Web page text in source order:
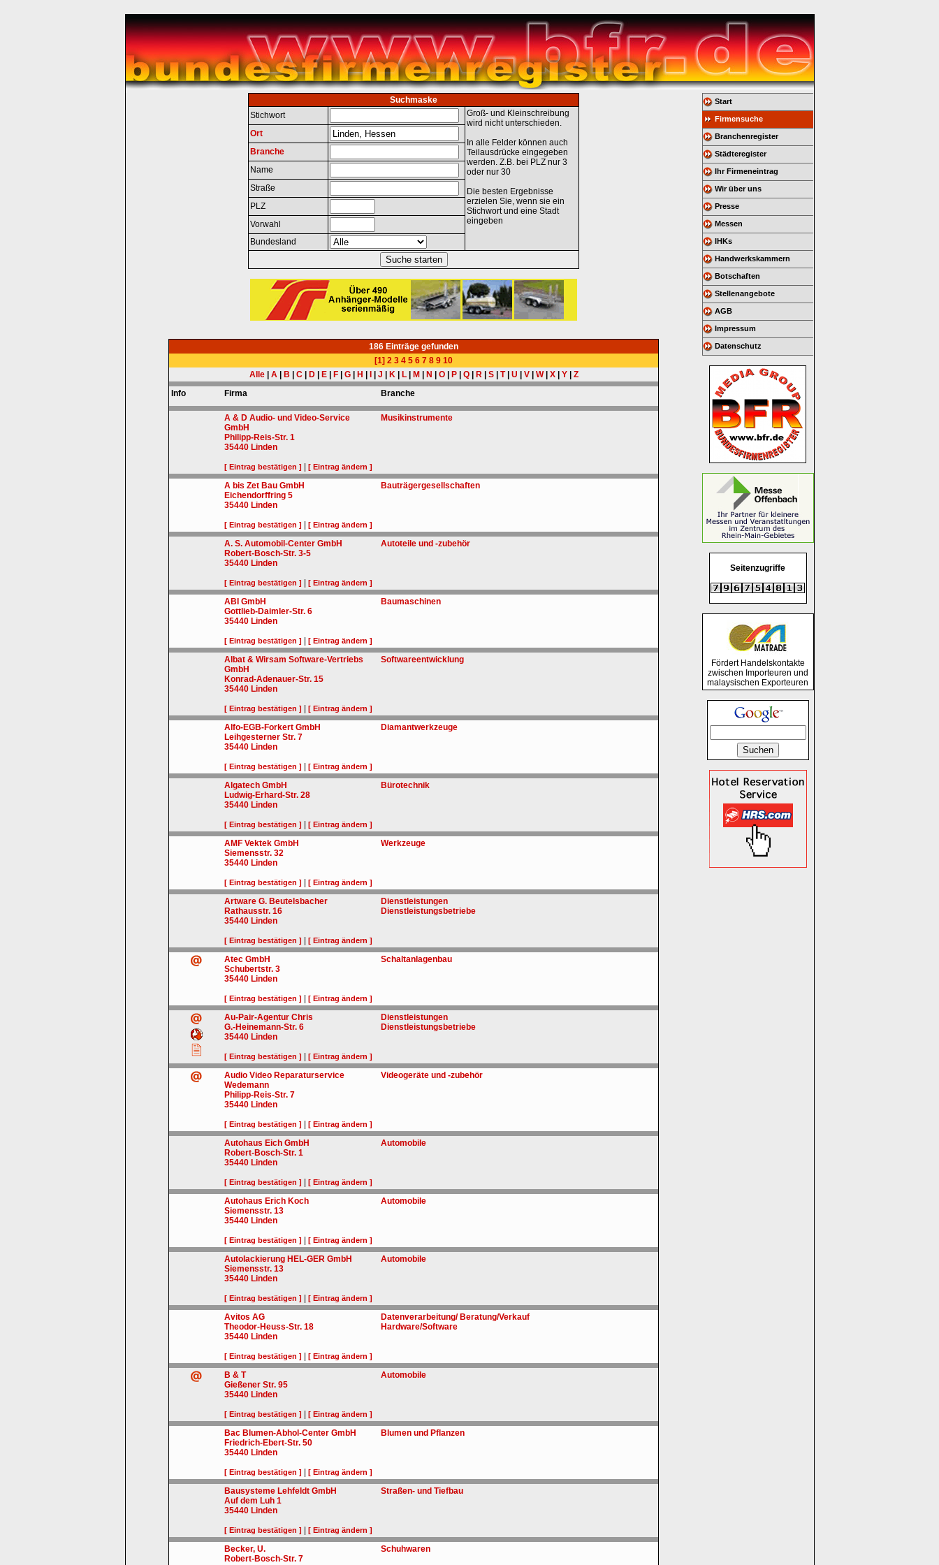
Suchmaske
Stichwort
Groß- und Kleinschreibung
wird nicht unterschieden.
In alle Felder können auch
Teilausdrücke eingegeben
werden. Z.B. bei PLZ nur 3
oder nur 30
Die besten Ergebnisse
erzielen Sie, wenn sie ein
Stichwort und eine Stadt
eingeben
Ort
Branche
Name
Straße
PLZ
Vorwahl
Bundesland
186 Einträge gefunden
[1] 2 3 4 5 6 7 8 9 10
Alle| A| B C| D| E| F| G| H J K| L| M N O| P| Q| R| S| T| U V| W| X| Y| Z
Info
Firma Branche
A & D Audio- und Video-Service
GmbH
Philipp-Reis-Str. 1
35440 Linden
[ Eintrag bestätigen ] [ Eintrag ändern ]
Musikinstrumente
A bis Zet Bau GmbH
Eichendorffring 5
35440 Linden
[ Eintrag bestätigen ] [ Eintrag ändern ]
Bauträgergesellschaften
A. S. Automobil-Center GmbH
Robert-Bosch-Str. 3-5
35440 Linden
[ Eintrag bestätigen ] [ Eintrag ändern ]
Autoteile und -zubehör
ABI GmbH
Gottlieb-Daimler-Str. 6
35440 Linden
[ Eintrag bestätigen ] [ Eintrag ändern ]
Baumaschinen
Albat & Wirsam Software-Vertriebs
GmbH
Konrad-Adenauer-Str. 15
35440 Linden
[ Eintrag bestätigen ] [ Eintrag ändern ]
Softwareentwicklung
Alfo-EGB-Forkert GmbH
Leihgesterner Str. 7
35440 Linden
[ Eintrag bestätigen ] [ Eintrag ändern ]
Diamantwerkzeuge
Algatech GmbH
Ludwig-Erhard-Str. 28
35440 Linden
[ Eintrag bestätigen ] [ Eintrag ändern ]
Bürotechnik
AMF Vektek GmbH
Siemensstr. 32
35440 Linden
[ Eintrag bestätigen ] [ Eintrag ändern ]
Werkzeuge
Artware G. Beutelsbacher
Rathausstr. 16
35440 Linden
[ Eintrag bestätigen ] [ Eintrag ändern ]
Dienstleistungen
Dienstleistungsbetriebe
Atec GmbH
Schubertstr. 3
35440 Linden
[ Eintrag bestätigen ] [ Eintrag ändern ]
Schaltanlagenbau
Au-Pair-Agentur Chris
G.-Heinemann-Str. 6
35440 Linden
[ Eintrag bestätigen ] [ Eintrag ändern ]
Dienstleistungen
Dienstleistungsbetriebe
Audio Video Reparaturservice
Wedemann
Philipp-Reis-Str. 7
35440 Linden
[ Eintrag bestätigen ] [ Eintrag ändern ]
Videogeräte und -zubehör
Autohaus Eich GmbH
Robert-Bosch-Str. 1
35440 Linden
[ Eintrag bestätigen ] [ Eintrag ändern ]
Automobile
Autohaus Erich Koch
Siemensstr. 13
35440 Linden
[ Eintrag bestätigen ] [ Eintrag ändern ]
Automobile
Autolackierung HEL-GER GmbH
Siemensstr. 13
35440 Linden
[ Eintrag bestätigen ] [ Eintrag ändern ]
Automobile
Avitos AG
Theodor-Heuss-Str. 18
35440 Linden
[ Eintrag bestätigen ] [ Eintrag ändern ]
Datenverarbeitung/ Beratung/Verkauf
Hardware/Software
B & T
Gießener Str. 95
35440 Linden
[ Eintrag bestätigen ] [ Eintrag ändern ]
Automobile
Bac Blumen-Abhol-Center GmbH
Friedrich-Ebert-Str. 50
35440 Linden
[ Eintrag bestätigen ] [ Eintrag ändern ]
Blumen und Pflanzen
Bausysteme Lehfeldt GmbH
Auf dem Luh 1
35440 Linden
[ Eintrag bestätigen ] [ Eintrag ändern ]
Straßen- und Tiefbau
Becker, U.
Robert-Bosch-Str. 7
Schuhwaren
Start
Firmensuche
Branchenregister
Städteregister
Ihr Firmeneintrag
Wir über uns
Presse
Messen
IHKs
Handwerkskammern
Botschaften
Stellenangebote
AGB
Impressum
Datenschutz
Seitenzugriffe
Fördert Handelskontakte
zwischen Importeuren und
malaysischen Exporteuren